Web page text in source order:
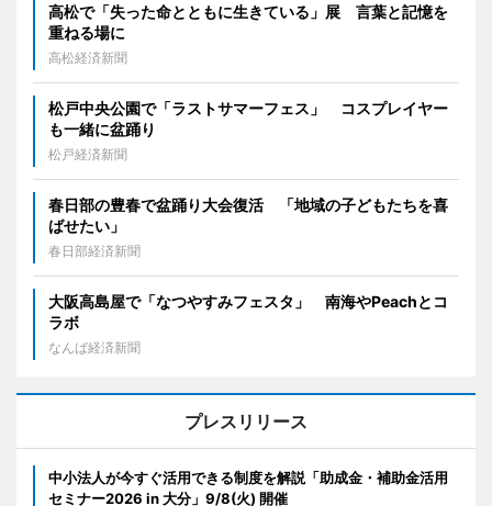
高松で「失った命とともに生きている」展 言葉と記憶を
重ねる場に
高松経済新聞
松戸中央公園で「ラストサマーフェス」 コスプレイヤー
も一緒に盆踊り
松戸経済新聞
春日部の豊春で盆踊り大会復活 「地域の子どもたちを喜
ばせたい」
春日部経済新聞
大阪高島屋で「なつやすみフェスタ」 南海やPeachとコ
ラボ
なんば経済新聞
プレスリリース
中小法人が今すぐ活用できる制度を解説「助成金・補助金活用
セミナー2026 in 大分」9/8(火) 開催